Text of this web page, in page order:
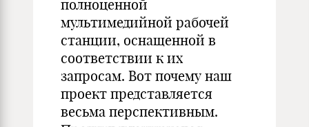
полноценной
мультимедийной рабочей
станции, оснащенной в
соответствии к их
запросам. Вот почему наш
проект представляется
весьма перспективным.